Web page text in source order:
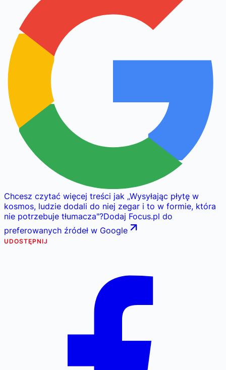
Chcesz czytać więcej treści jak „Wysyłając płytę w
kosmos, ludzie dodali do niej zegar i to w formie, która
nie potrzebuje tłumacza"?Dodaj Focus.pl do
preferowanych źródeł w Google
UDOSTĘPNIJ